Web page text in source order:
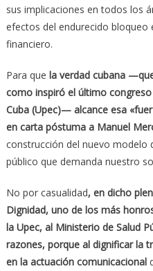
sus implicaciones en todos los
efectos del endurecido
financiero.
Para que la verdad cubana
como inspiró el último
Cuba (Upec)— alcance esa
en carta póstuma a Manuel
construcción del nuevo modelo
público que demanda nuestro
No por casualidad, en dicho
Dignidad, uno de los más
la Upec, al Ministerio de Salud
razones, porque al dignificar la
en la actuación comunicacional